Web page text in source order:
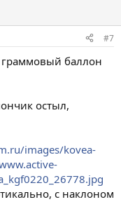
#7
граммовый баллон
остыл,
images/kovea-
с наклоном